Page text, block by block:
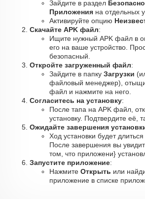
Зайдите в раздел
Приложения на отдельных
Активируйте опцию
Скачайте APK файл:
Ищите нужный APK файл в
его на ваше устройство.
безопасный.
Откройте загруженный файл:
Зайдите в папку Загрузки
файловый менеджер),
файл и нажмите на него.
Согласитесь на установку:
После тапа на APK файл,
установку. Подтвердите её,
Ожидайте завершения
Ход установки будет длиться
После завершения вы
том, что приложени}
Запустите приложение:
Нажмите Открыть или
приложение в списке